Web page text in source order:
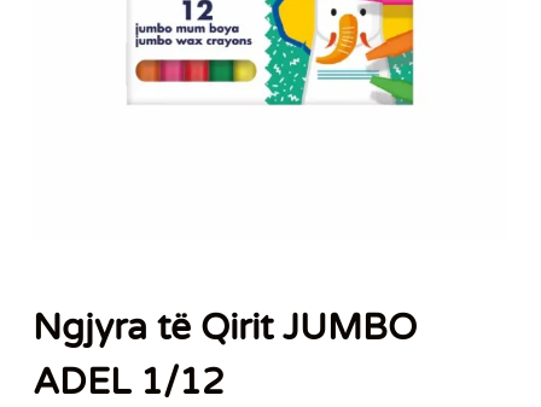
Ngjyra të Qirit JUMBO
ADEL 1/12